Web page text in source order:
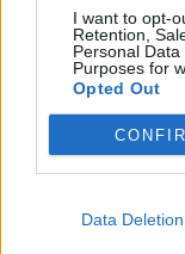
I want to opt-
Retention,
Personal
Purposes for
Opted Out
Data Deletion
Διάβασε